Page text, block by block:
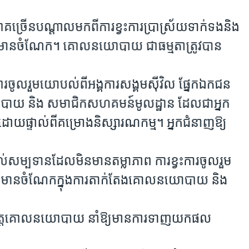
គច្រើនបណ្ដាលមកពីការខ្វះការប្រាស្រ័យទាក់ទងនិង
ានចំណែក។ គោលនយោបាយ ជាធម្មតាត្រូវបាន
រចូលរួមយោបល់ពីអង្គការសង្គមស៊ីវិល ផ្នែកឯកជន
ាយ និង សមាជិកសហគមន៍មូលដ្ឋាន ដែលជាអ្នក
ផ្ទាល់ពីគម្រោងនិស្សារណកម្ម។ អ្នកជំនាញឱ្យ
ម្បទានដែលមិនមានតម្លាភាព ការខ្វះការចូលរួម
ានចំណែកក្នុងការតាក់តែងគោលនយោបាយ និង
ត្តគោលនយោបាយ នាំឱ្យមានការទាញយកផល